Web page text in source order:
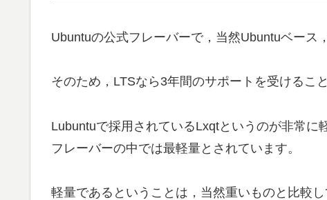
Ubuntuの公式フレーバーで，当然Ubuntuベース
そのため，LTSなら3年間のサポートを受けるこ
Lubuntuで採用されているLxqtというのが非常
フレーバーの中では最軽量とされています。
軽量であるということは，当然重いものと比較